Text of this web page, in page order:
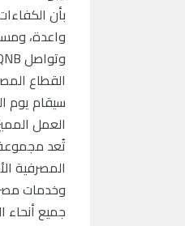
بأن
واعدة،
القطاع
العمل
جميع أنحاء